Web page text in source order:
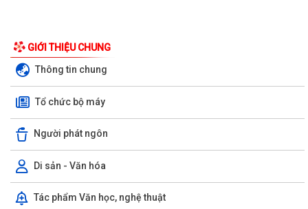
GIỚI THIỆU CHUNG
Thông tin chung
Tổ chức bộ máy
Người phát ngôn
Di sản - Văn hóa
Tác phẩm Văn học, nghệ thuật